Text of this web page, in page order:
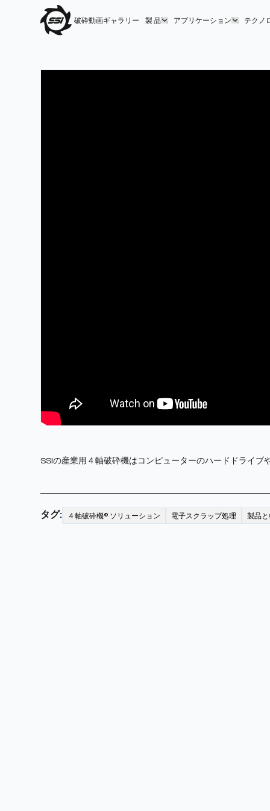
破砕動画ギャラリー 製 品 アプリケーション テクノ
SSIの産業用４軸破砕機はコンピューターのハードドライブ
タグ: ４軸破砕機® ソリューション 電子スクラップ処理 製品